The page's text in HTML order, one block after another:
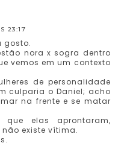
23:17
gosto.
nora x sogra dentro
vemos em um contexto
de personalidade
culparia o Daniel; acho
na frente e se matar
elas aprontaram,
existe vítima.